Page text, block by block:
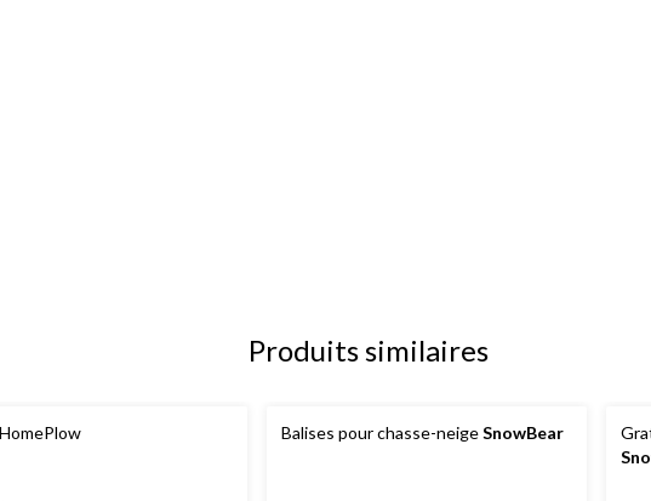
Produits similaires
Balises pour chasse-neigeSnowBear